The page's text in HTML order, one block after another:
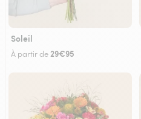
Soleil
À partir de 29€95